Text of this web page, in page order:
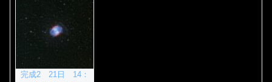
完成2 21日 14：